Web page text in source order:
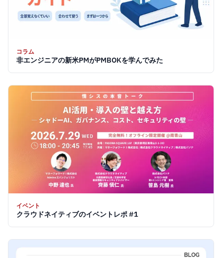
コラム
非エンジニアの新米PMがPMBOKを学んでみた
イベント
クラウドネイティブのイベントレポ #1